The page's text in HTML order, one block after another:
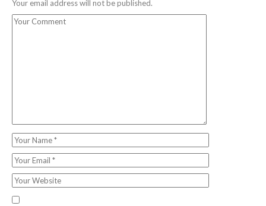
Your email address will not be published.